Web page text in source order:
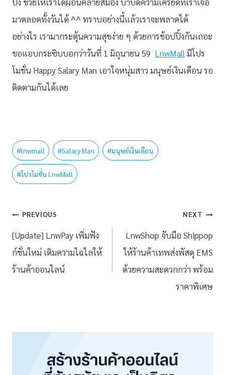
มาตลอดทั้งวันได้ ^^ ทราบอย่างนี้แล้วเราจะพลาดได้
อย่างไร เรามากระตุ้นความสุขง่าย ๆ ด้วยการช้อปปิ้งกันเถอะ
ขอแอบกระซิบบอกว่าวันที่ 1 มิถุนายน 59 LnwMallมีโปร
โมชั่น Happy Salary Man เอาใจหนุ่มสาว มนุษย์เงินเดือน รอ
ติดตามกันได้เลย
#lnwmall #Salary Man #มนุษย์เงินเดือน
#โปรโมชั่น LnwMall
PREVIOUS
[Update] LnwPay เพิ่มฟัง
ก์ชั่นใหม่ เติมความไฉไลให้
ร้านค้าออนไลน์
NEXT
LnwShop จับมือ Shippop
ให้ร้านค้าเทพส่งพัสดุ EMS
ด้วยความสะดวกกว่า พร้อม
ราคาพิเศษ